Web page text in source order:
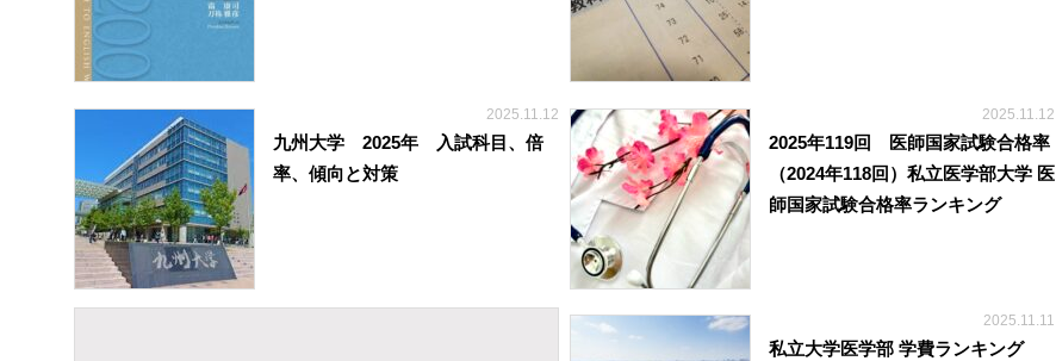
2025.11.12
九州大学 2025年 入試科目、倍
率、傾向と対策
2025.11.12
2025年119回 医師国家試験合格率
（2024年118回）私立医学部大学 医
師国家試験合格率ランキング
2025.11.11
私立大学医学部 学費ランキング